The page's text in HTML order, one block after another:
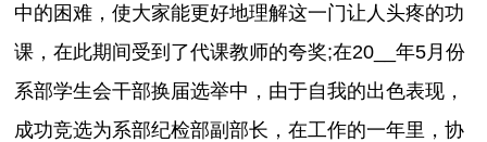
中的困难，使大家能更好地理解这一门让人头疼的功
课，在此期间受到了代课教师的夸奖;在20__年5月份
系部学生会干部换届选举中，由于自我的出色表现，
成功竞选为系部纪检部副部长，在工作的一年里，协